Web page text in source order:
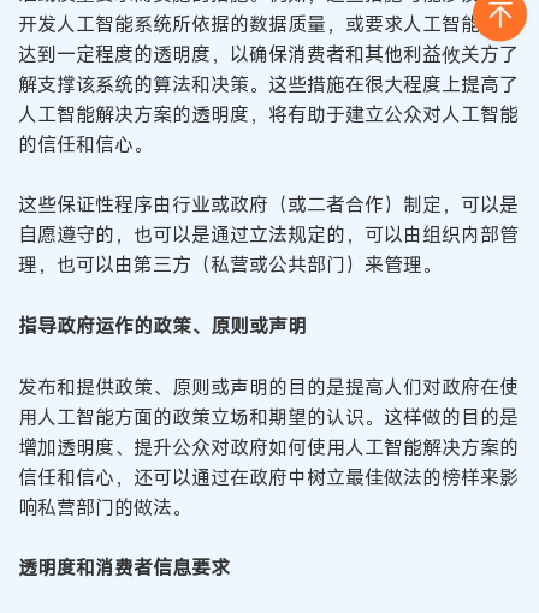
开发人工智能系统所依据的数据质量，或要求人工智能系统
达到一定程度的透明度，以确保消费者和其他利益攸关方了
解支撑该系统的算法和决策。这些措施在很大程度上提高了
人工智能解决方案的透明度，将有助于建立公众对人工智能
的信任和信心。
这些保证性程序由行业或政府（或二者合作）制定，可以是
自愿遵守的，也可以是通过立法规定的，可以由组织内部管
理，也可以由第三方（私营或公共部门）来管理。
指导政府运作的政策、原则或声明
发布和提供政策、原则或声明的目的是提高人们对政府在使
用人工智能方面的政策立场和期望的认识。这样做的目的是
增加透明度、提升公众对政府如何使用人工智能解决方案的
信任和信心，还可以通过在政府中树立最佳做法的榜样来影
响私营部门的做法。
透明度和消费者信息要求